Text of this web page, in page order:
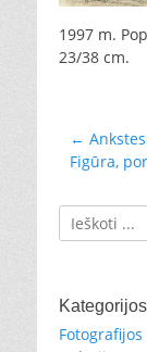
1997 m.
23/38 cm.
tarp
←
Ankstesnis
Figūra,
Ieškoti:
Kategorijos
Fotografijos